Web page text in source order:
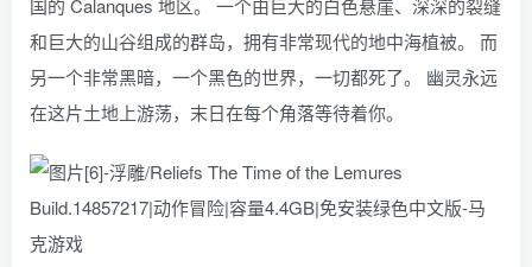
和巨大的山谷组成的群岛，拥有非常现代的地中海植被。 而
另一个非常黑暗，一个黑色的世界，一切都死了。 幽灵永远
在这片土地上游荡，末日在每个角落等待着你。